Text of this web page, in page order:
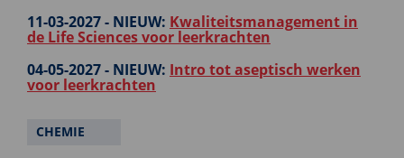
11-03-2027 - NIEUW: Kwaliteitsmanagement in
de Life Sciences voor leerkrachten
04-05-2027 - NIEUW: Intro tot aseptisch werken
voor leerkrachten
CHEMIE